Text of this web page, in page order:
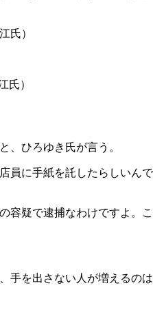
氏）
氏）
、ひろゆき氏が言う。
員に手紙を託したらしいんで
容疑で逮捕なわけですよ。こ
手を出さない人が増えるのは